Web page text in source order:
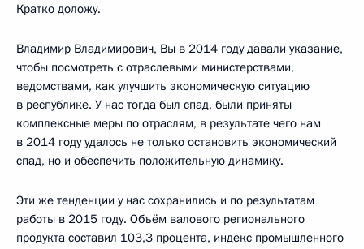
Кратко доложу.
Владимир Владимирович, Вы в 2014 году давали указание,
чтобы посмотреть с отраслевыми министерствами,
ведомствами, как улучшить экономическую ситуацию
в республике. У нас тогда был спад, были приняты
комплексные меры по отраслям, в результате чего нам
в 2014 году удалось не только остановить экономический
спад, но и обеспечить положительную динамику.
Эти же тенденции у нас сохранились и по результатам
работы в 2015 году. Объём валового регионального
продукта составил 103,3 процента, индекс промышленного